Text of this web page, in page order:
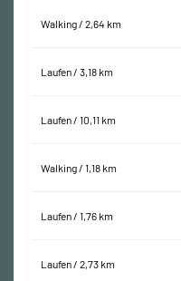
Walking / 2,64 km
Laufen / 3,18 km
Laufen / 10,11 km
Walking / 1,18 km
Laufen / 1,76 km
Laufen / 2,73 km